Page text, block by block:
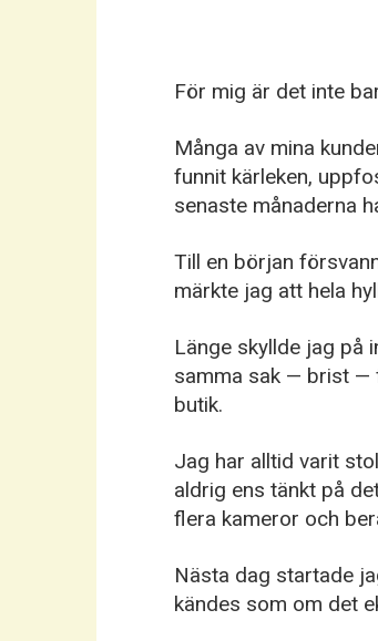
För mig är det inte
Många av mina
funnit kärleken,
senaste månaderna
Till en början
märkte jag att hela
Länge skyllde jag på
samma sak — brist —
butik.
Jag har alltid varit
aldrig ens tänkt på
flera kameror och
Nästa dag startade
kändes som om det